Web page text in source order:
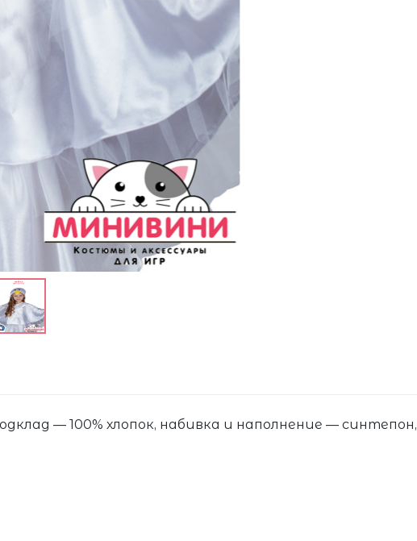
— 100% хлопок, набивка и наполнение — синтепон,